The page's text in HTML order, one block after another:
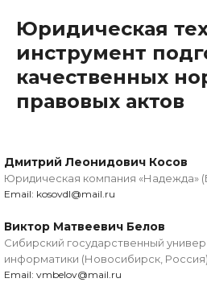
Юридическая
инструмент
качественных
правовых актов
Дмитрий Леонидович Косов
Юридическая компания «Надежда»
Email: kosovdl@mail.ru
Виктор Матвеевич Белов
Сибирский государственный
информатики (Новосибирск, Россия)
Email: vmbelov@mail.ru